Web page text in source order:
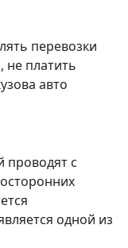
перевозки
не платить
авто
проводят с
одной из